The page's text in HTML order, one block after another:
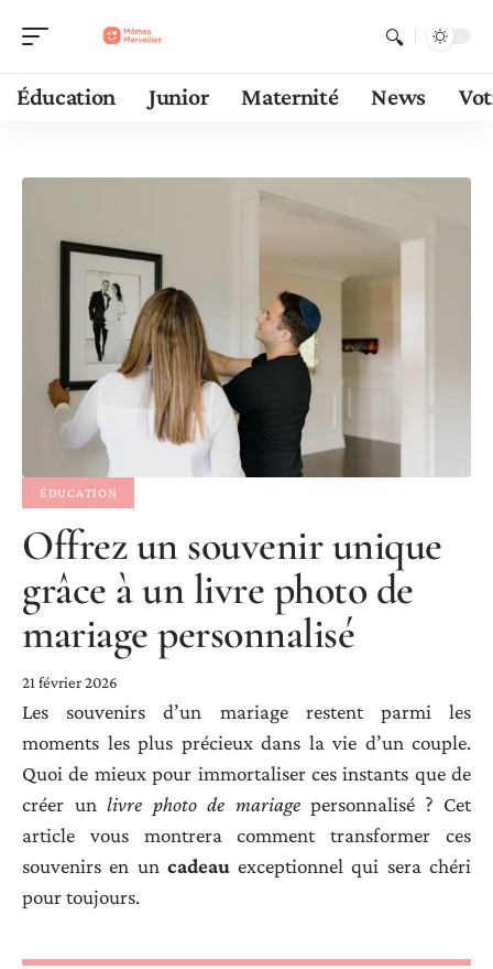
Éducation Junior Maternité News
ÉDUCATION
Offrez un souvenir unique
grâce à un livre photo de
mariage personnalisé
21 février 2026
Les souvenirs d’un mariage restent parmi les
moments les plus précieux dans la vie d’un couple.
Quoi de mieux pour immortaliser ces instants que de
créer un livre photo de mariagepersonnalisé ? Cet
article vous montrera comment transformer ces
souvenirs en un cadeauexceptionnel qui sera chéri
pour toujours.